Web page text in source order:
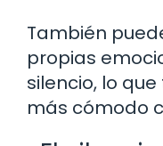
También
propias
silencio, lo
más cómodo